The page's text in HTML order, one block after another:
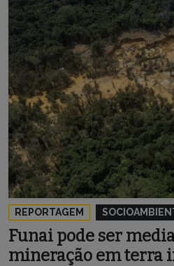
REPORTAGEM
Funai pode ser
mineração em terra